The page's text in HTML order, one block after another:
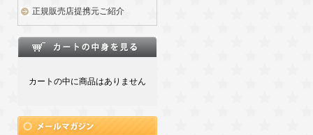
正規販売店提携元ご紹介
カートの中に商品はありません